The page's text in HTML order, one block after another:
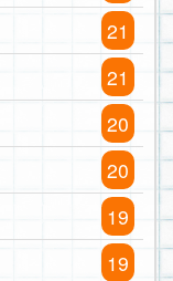
21
21
20
20
19
19